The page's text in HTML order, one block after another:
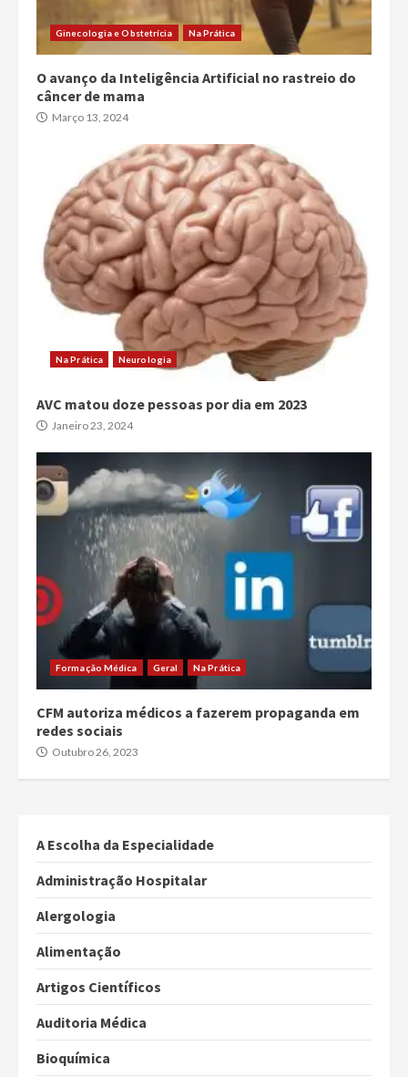
Ginecologia e Obstetrícia Na Prática
O avanço da Inteligência Artificial no rastreio do
câncer de mama
Março 13, 2024
Na Prática Neurologia
AVC matou doze pessoas por dia em 2023
Janeiro 23, 2024
Formação Médica Geral Na Prática
CFM autoriza médicos a fazerem propaganda em
redes sociais
Outubro 26, 2023
A Escolha da Especialidade
Administração Hospitalar
Alergologia
Alimentação
Artigos Científicos
Auditoria Médica
Bioquímica